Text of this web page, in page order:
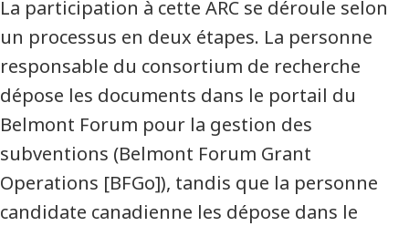
La participation à cette ARC se déroule selon
un processus en deux étapes. La personne
responsable du consortium de recherche
dépose les documents dans le portail du
Belmont Forum pour la gestion des
subventions (Belmont Forum Grant
Operations [BFGo]), tandis que la personne
candidate canadienne les dépose dans le